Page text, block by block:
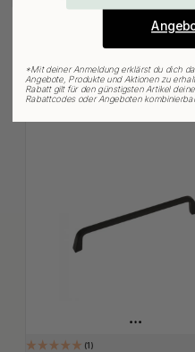
1
*Mit deiner Anmeldung erklärst du dich
Angebote, Produkte und Aktionen zu
Rabatt gilt für den günstigsten Artikel
Rabattcodes oder Angeboten